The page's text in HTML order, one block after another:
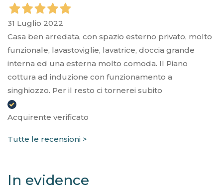
31 Luglio 2022
Casa ben arredata, con spazio esterno privato, molto
funzionale, lavastoviglie, lavatrice, doccia grande
interna ed una esterna molto comoda. Il Piano
cottura ad induzione con funzionamento a
singhiozzo. Per il resto ci tornerei subito
Acquirente verificato
Tutte le recensioni >
In evidence